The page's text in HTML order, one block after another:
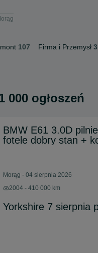
107 Firma i Przemysł
000 ogłoszeń
BMW E61 3.0D
fotele dobry stan +
Morąg - 04 sierpnia 2026
2004 - 410 000 km
Yorkshire 7 sierpnia